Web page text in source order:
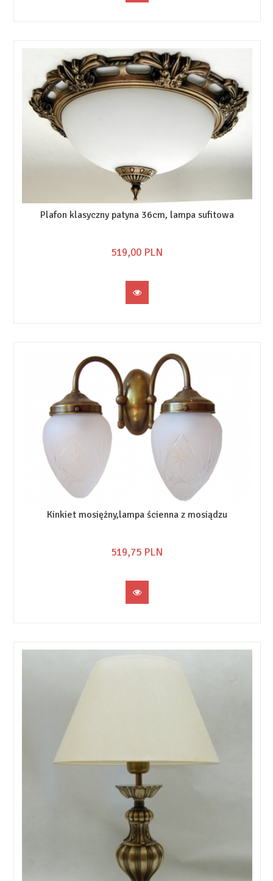
Plafon klasyczny patyna 36cm, lampa sufitowa
519,00 PLN
Kinkiet mosiężny,lampa ścienna z mosiądzu
519,75 PLN